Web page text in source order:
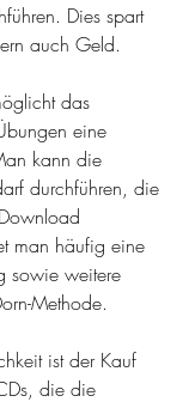
Dies spart
auch Geld.
das
eine
kann die
durchführen, die
man häufig eine
sowie weitere
Methode.
ist der Kauf
die die